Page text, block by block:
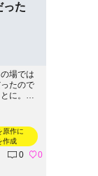
った
場では
たので
に。最
原作に
作成
0 0